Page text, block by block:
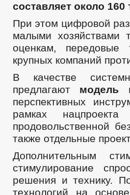
составляет около 160
При этом цифровой
малыми хозяйствами
оценкам, передовые
крупных компаний
В качестве
предлагают модель
перспективных
рамках нацпроекта
продовольственной
также отдельные
Дополнительным
стимулирование
решения и технику.
технологий на